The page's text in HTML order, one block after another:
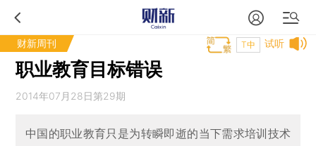
财新周刊 试听
T中
职业教育目标错误
2014年07月28日第29期
中国的职业教育只是为转瞬即逝的当下需求培训技术